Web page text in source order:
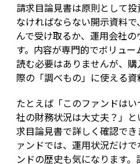
請求目論見書は原則として
なければならない開示資料
んで受け取るか、運用会社
す。内容が専門的でボリュ
読む必要はありませんが、
際の「調べもの」に使える資
たとえば「このファンドは
社の財務状況は大丈夫？」
求目論見書で詳しく確認で
ァンドでは、運用状況だけ
ンドの歴史も気になります